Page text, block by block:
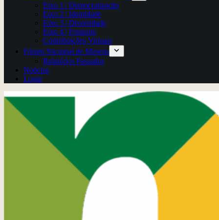
Eixo 1 | Democratização
Eixo 2 | Identidade
Eixo 3 | Diversidade
Eixo 4 | Fomento
Contribuições Virtuais
Fórum Nacional de Museus
Relatórios Passados
Notícias
Login